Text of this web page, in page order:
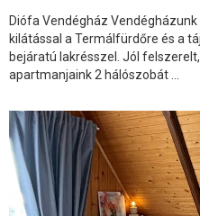
Diófa Vendégház
kilátással a Termálfürdőre és a
bejáratú lakrésszel. Jól
apartmanjaink 2 hálószobát ...